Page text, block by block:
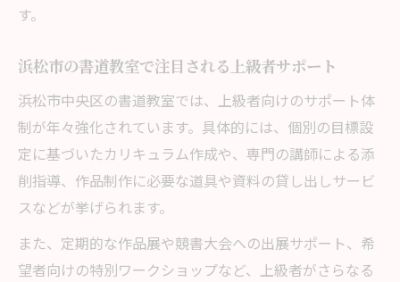
す。
浜松市の書道教室で注目される上級者サポート
浜松市中央区の書道教室では、上級者向けのサポート体
制が年々強化されています。具体的には、個別の目標設
定に基づいたカリキュラム作成や、専門の講師による添
削指導、作品制作に必要な道具や資料の貸し出しサービ
スなどが挙げられます。
また、定期的な作品展や競書大会への出展サポート、希
望者向けの特別ワークショップなど、上級者がさらなる